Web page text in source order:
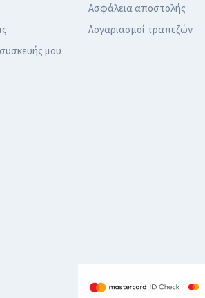
μου
Ασφάλεια αποστολής
Λογαριασμοί τραπεζών